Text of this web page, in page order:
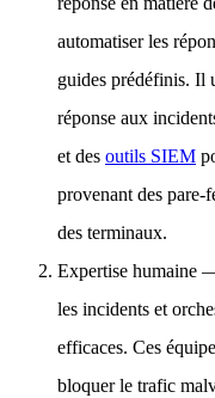
automatiser les
guides prédéfinis. Il
réponse aux
et des outils SIEM
provenant des pare-
des terminaux.
Expertise humaine
les incidents et
efficaces. Ces
bloquer le trafic